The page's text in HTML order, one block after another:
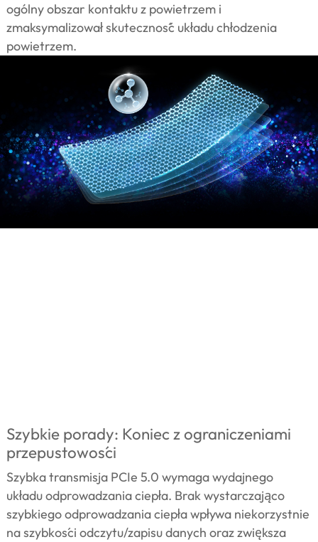
ogólny obszar kontaktu z powietrzem i
zmaksymalizował skuteczność układu chłodzenia
powietrzem.
Szybkie porady: Koniec z ograniczeniami
przepustowości
Szybka transmisja PCIe 5.0 wymaga wydajnego
układu odprowadzania ciepła. Brak wystarczająco
szybkiego odprowadzania ciepła wpływa niekorzystnie
na szybkości odczytu/zapisu danych oraz zwiększa